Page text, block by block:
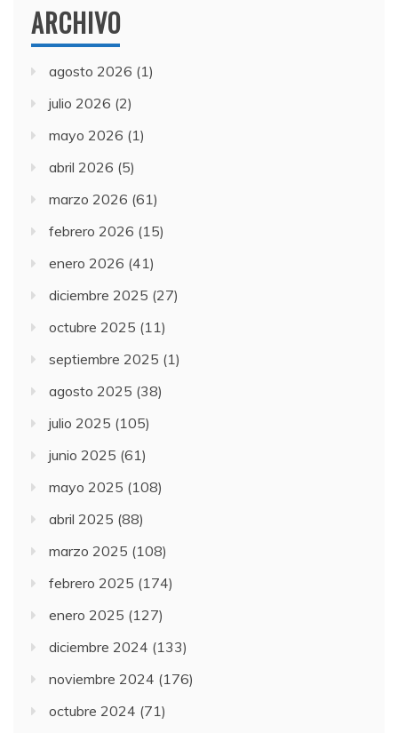
ARCHIVO
agosto 2026 (1)
julio 2026 (2)
mayo 2026 (1)
abril 2026 (5)
marzo 2026 (61)
febrero 2026 (15)
enero 2026 (41)
diciembre 2025 (27)
octubre 2025 (11)
septiembre 2025 (1)
agosto 2025 (38)
julio 2025 (105)
junio 2025 (61)
mayo 2025 (108)
abril 2025 (88)
marzo 2025 (108)
febrero 2025 (174)
enero 2025 (127)
diciembre 2024 (133)
noviembre 2024 (176)
octubre 2024 (71)